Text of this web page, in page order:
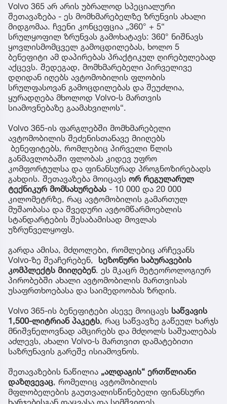
Volvo 365 არ არის უბრალოდ სპეციალური
შეთავაზება - ეს მომხმარებელზე ზრუნვის ახალი
მიდგომაა. ჩვენი კონცეფცია „360° + 5“
სრულყოფილ ზრუნვას გამოხატავს: 360° ნიშნავს
ყოვლისმომცველ გამოცდილებას, ხოლო 5
ბენეფიტი ამ დაპირებას პრაქტიკულ ღირებულებად
აქცევს. შედეგად, მომხმარებელი პირველივე
დღიდან იღებს ავტომობილის ფლობის
სრულფასოვან გამოცდილებას და შეუძლია,
ყურადღება მხოლოდ Volvo-ს მართვის
სიამოვნებაზე გაამახვილოს“.
Volvo 365-ის ფარგლებში მომხმარებელი
ავტომობილის შეძენისთანავე მიიღებს
ბენეფიტებს, რომლებიც პირველი წლის
განმავლობაში ფლობას კიდევ უფრო
კომფორტულსა და ფინანსურად პროგნოზირებადს
გახდის. შეთავაზება მოიცავს ორ რეგულარულ
ტექნიკურ მომსახურებას - 10 000 და 20 000
კილომეტრზე, რაც ავტომობილის გამართულ
მუშაობასა და შვედური ავტომწარმოებლის
სტანდარტების შესაბამისად მოვლას
უზრუნველყოფს.
გარდა ამისა, მძღოლები, რომლებიც არჩევანს
Volvo-ზე შეაჩერებენ, სეზონური საბურავების
კომპლექტს მიიღებენ. ეს მკაცრ მეტეოროლოგიურ
პირობებში ახალი ავტომობილის მართვისას
უსაფრთხოებასა და საიმედოობას ზრდის.
Volvo 365-ის ბენეფიტები ასევე მოიცავს საწვავის
1,500-ლიტრიან პაკეტს, რაც საწვავზე გაწეულ ხარჯს
მნიშვნელოვნად ამცირებს და მძღოლს საშუალებას
აძლევს, ახალი Volvo-ს მართვით დამატებითი
საზრუნავის გარეშე ისიამოვნოს.
შეთავაზების ნაწილია „ალდაგის“ ერთწლიანი
დაზღვევაც, რომელიც ავტომობილის
მფლობელების გაუთვალისწინებელი ფინანსური
ხარჯებისგან დაცვასა და სიმშვიდეს